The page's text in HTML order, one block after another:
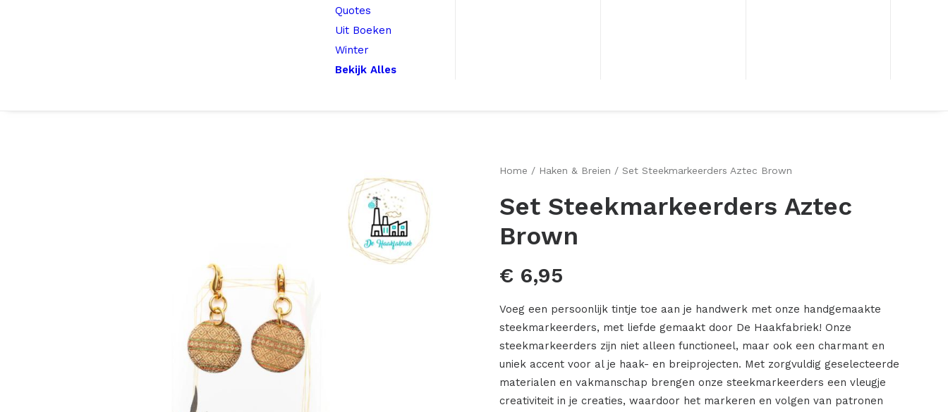
Quotes
Uit Boeken
Winter
Bekijk Alles
Home Haken & Breien Set Steekmarkeerders Aztec Brown
Set Steekmarkeerders Aztec
Brown
€ 6,95
Voeg een persoonlijk tintje toe aan je handwerk met onze handgemaakte
steekmarkeerders, met liefde gemaakt door De Haakfabriek! Onze
steekmarkeerders zijn niet alleen functioneel, maar ook een charmant en
uniek accent voor al je haak- en breiprojecten. Met zorgvuldig geselecteerde
materialen en vakmanschap brengen onze steekmarkeerders een vleugje
creativiteit in je creaties, waardoor het markeren en volgen van patronen